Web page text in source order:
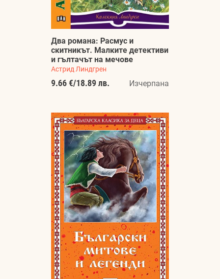
Два романа: Расмус и
скитникът. Малките детективи
и гълтачът на мечове
Астрид Линдгрен
9.66 €/18.89 лв. Изчерпана